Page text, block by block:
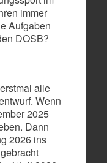
immer
Aufgaben
DOSB?
alle
Wenn
2025
Dann
2026 ins